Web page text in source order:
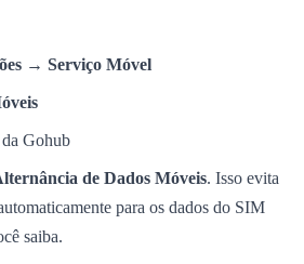
→ Serviço Móvel
Gohub
de Dados Móveis. Isso evita
para os dados do SIM
saiba.